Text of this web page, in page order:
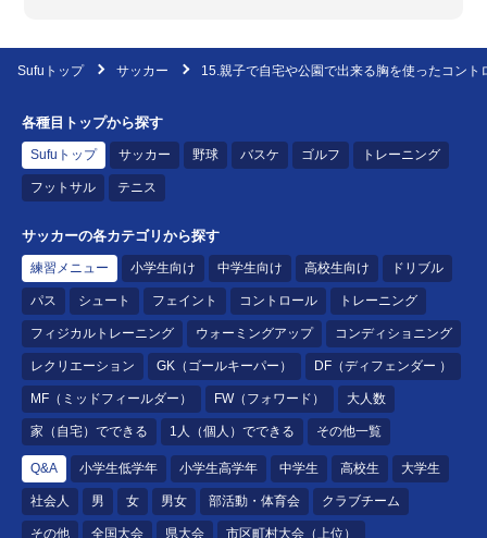
Sufuトップ サッカー 15.親子で自宅や公園で出来る胸を使ったコント
各種目トップから探す
Sufuトップ サッカー 野球 バスケ ゴルフ トレーニング
フットサル テニス
サッカーの各カテゴリから探す
練習メニュー 小学生向け 中学生向け 高校生向け ドリブル
パス シュート フェイント コントロール トレーニング
フィジカルトレーニング ウォーミングアップ コンディショニング
レクリエーション GK（ゴールキーパー） DF（ディフェンダー ）
MF（ミッドフィールダー） FW（フォワード） 大人数
家（自宅）でできる 1人（個人）でできる その他一覧
Q&A 小学生低学年 小学生高学年 中学生 高校生 大学生
社会人 男 女 男女 部活動・体育会 クラブチーム
その他 全国大会 県大会 市区町村大会（上位）